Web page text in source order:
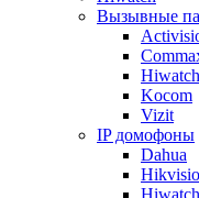
Вызывные
Hiwatch
Kocom
Vizit
IP домофоны
Dahua
Hiwatch